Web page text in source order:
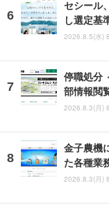
セシール
し選定基
2026.8.5(水)
停職処分
部情報閲
2026.8.3(月)
金子農機
た各種業
2026.8.3(月)